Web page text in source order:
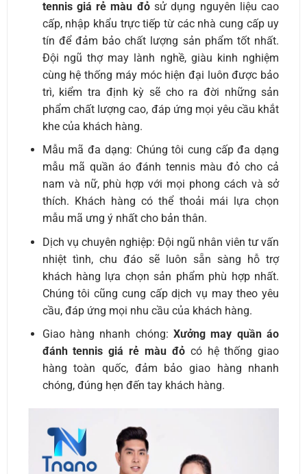
tennis giá rẻ màu đỏsử dụng nguyên liệu cao
cấp, nhập khẩu trực tiếp từ các nhà cung cấp uy
tín để đảm bảo chất lượng sản phẩm tốt nhất.
Đội ngũ thợ may lành nghề, giàu kinh nghiệm
cùng hệ thống máy móc hiện đại luôn được bảo
trì, kiểm tra định kỳ sẽ cho ra đời những sản
phẩm chất lượng cao, đáp ứng mọi yêu cầu khắt
khe của khách hàng.
Mẫu mã đa dạng: Chúng tôi cung cấp đa dạng
mẫu mã quần áo đánh tennis màu đỏ cho cả
nam và nữ, phù hợp với mọi phong cách và sở
thích. Khách hàng có thể thoải mái lựa chọn
mẫu mã ưng ý nhất cho bản thân.
Dịch vụ chuyên nghiệp: Đội ngũ nhân viên tư vấn
nhiệt tình, chu đáo sẽ luôn sẵn sàng hỗ trợ
khách hàng lựa chọn sản phẩm phù hợp nhất.
Chúng tôi cũng cung cấp dịch vụ may theo yêu
cầu, đáp ứng mọi nhu cầu của khách hàng.
Giao hàng nhanh chóng:Xưởng may quần áo
đánh tennis giá rẻ màu đỏcó hệ thống giao
hàng toàn quốc, đảm bảo giao hàng nhanh
chóng, đúng hẹn đến tay khách hàng.